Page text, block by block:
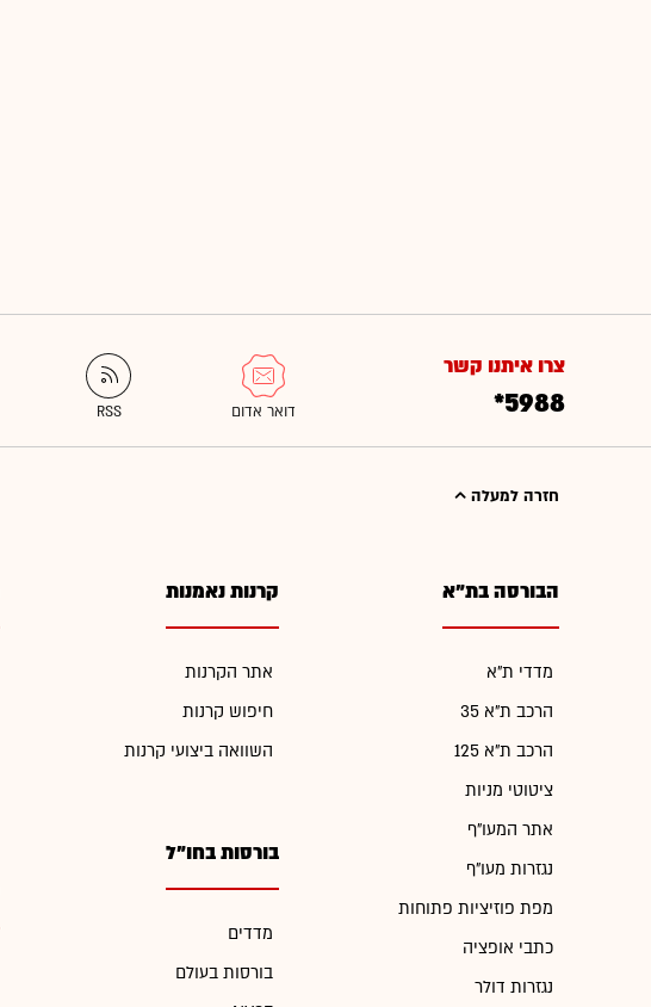
צרו איתנו קשר
*5988
חזרה למעלה
הבורסה בת"א
מדדי ת"א
הרכב ת"א 35
הרכב ת"א 125
ציטוטי מניות
אתר המעו"ף
נגזרות מעו"ף
מפת פוזיציות פתוחות
כתבי אופציה
נגזרות דולר
קרנות נאמנות
אתר הקרנות
חיפוש קרנות
השוואה ביצועי קרנות
בורסות בחו"ל
מדדים
בורסות בעולם